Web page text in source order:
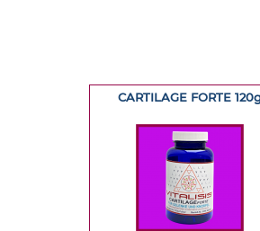
CARTILAGE FORTE